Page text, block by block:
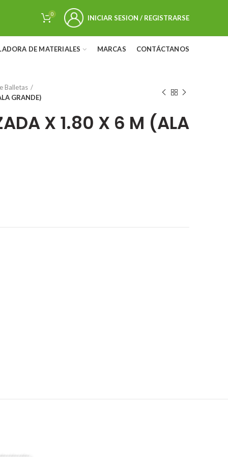
0 INICIAR SESION / REGISTRARSE
DE MATERIALES MARCAS CONTÁCTANOS
Balletas
GRANDE)
X 1.80 X 6 M (ALA